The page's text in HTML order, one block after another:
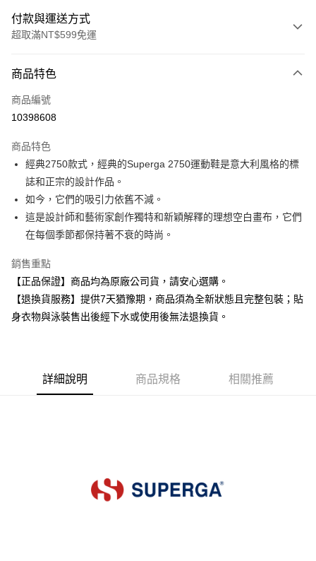
付款與運送方式
超取滿NT$599免運
信用卡一次付款
超商取貨付款
運送方式
全家取貨付款
每筆NT$80，滿NT$599(含以上)免運費
付款後全家取貨
每筆NT$80，滿NT$599(含以上)免運費
7-11取貨付款
每筆NT$80，滿NT$599(含以上)免運費
每筆NT$80，滿NT$599(含以上)免運費
商品特色
商品編號
10398608
商品特色
經典2750款式，經典的Superga 2750運動鞋是意大利風格的標
誌和正宗的設計作品。
如今，它們的吸引力依舊不減。
這是設計師和藝術家創作獨特和新穎解釋的理想空白畫布，它們
在每個季節都保持著不衰的時尚。
銷售重點
【正品保證】商品均為原廠公司貨，請安心選購。
【退換貨服務】提供7天猶豫期，商品須為全新狀態且完整包裝；貼
身衣物與泳裝售出後經下水或使用後無法退換貨。
詳細說明 商品規格 相關推薦